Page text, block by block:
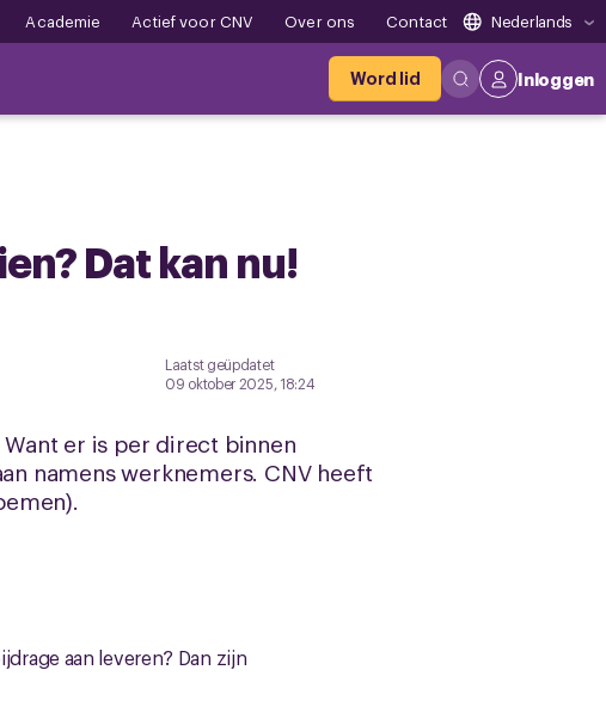
Academie Actief voor CNV Over ons Contact Nederlands
Word lid Inloggen
Dat kan nu!
Laatst geüpdatet
09 oktober 2025, 18:24
er is per direct binnen
namens werknemers. CNV heeft
aan leveren? Dan zijn